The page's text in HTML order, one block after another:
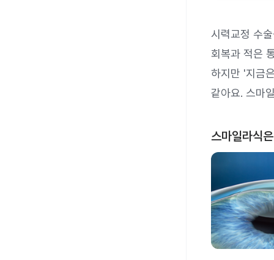
시력교정 수
회복과 적은
하지만 '지금
같아요. 스마
스마일라식